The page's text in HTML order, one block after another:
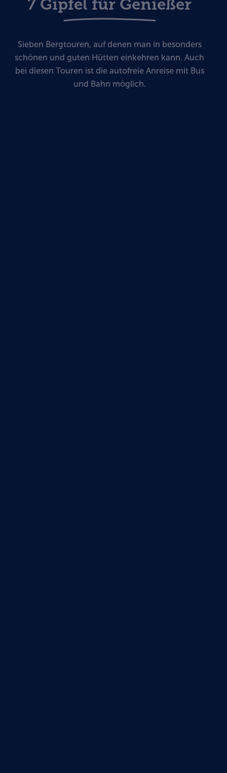
7 Gipfel für Genießer
Sieben Bergtouren, auf denen man in besonders
schönen und guten Hütten einkehren kann. Auch
bei diesen Touren ist die autofreie Anreise mit Bus
und Bahn möglich.